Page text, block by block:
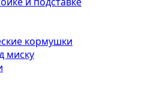
кормушки
миску